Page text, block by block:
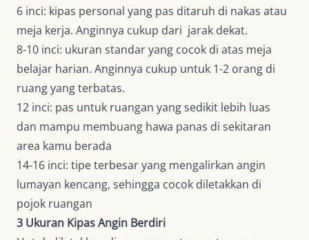
6 inci: kipas personal yang pas ditaruh di nakas atau
meja kerja. Anginnya cukup dari jarak dekat.
8-10 inci: ukuran standar yang cocok di atas meja
belajar harian. Anginnya cukup untuk 1-2 orang di
ruang yang terbatas.
12 inci: pas untuk ruangan yang sedikit lebih luas
dan mampu membuang hawa panas di sekitaran
area kamu berada
14-16 inci: tipe terbesar yang mengalirkan angin
lumayan kencang, sehingga cocok diletakkan di
pojok ruangan
3 Ukuran Kipas Angin Berdiri